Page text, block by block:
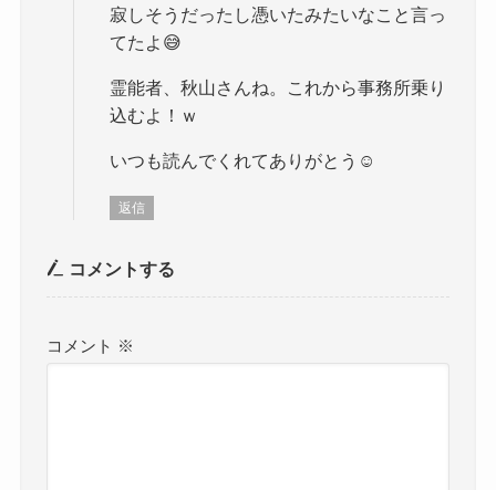
寂しそうだったし憑いたみたいなこと言っ
てたよ😅
霊能者、秋山さんね。これから事務所乗り
込むよ！ｗ
いつも読んでくれてありがとう☺
返信
コメントする
コメント ※